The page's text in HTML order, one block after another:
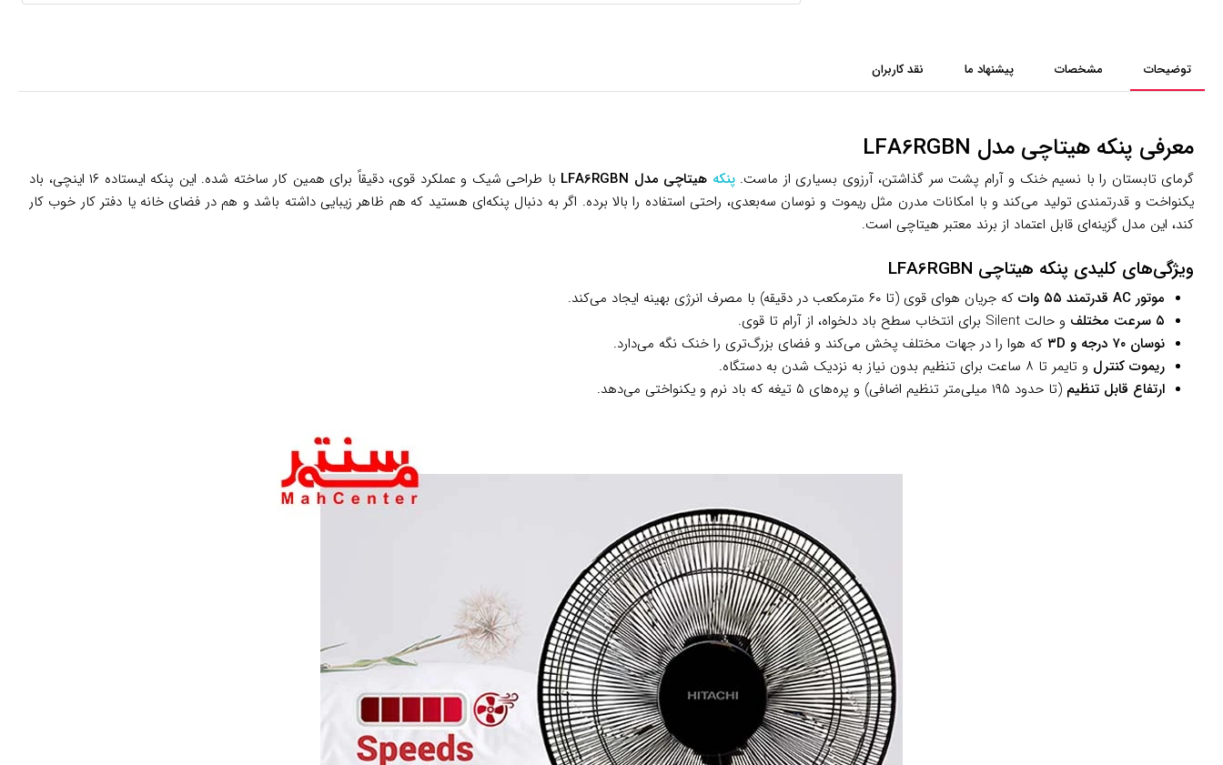
توضیحات مشخصات پیشنهاد ما نقد کاربران
معرفی پنکه هیتاچی مدل LFA6RGBN
گرمای تابستان را با نسیم خنک و آرام پشت سر گذاشتن، آرزوی بسیاری از ماست.پنکه هیتاچی مدل LFA6RGBN
با طراحی شیک و عملکرد قوی، دقیقاً برای همین کار ساخته شده. این پنکه ایستاده ۱۶ اینچی، باد
یکنواخت و قدرتمندی تولید می‌کند و با امکانات مدرن مثل ریموت و نوسان سه‌بعدی، راحتی استفاده را بالا برده. اگر به دنبال پنکه‌ای هستید که هم ظاهر زیبایی داشته باشد و هم در فضای خانه یا دفتر کار خوب کار
کند، این مدل گزینه‌ای قابل اعتماد از برند معتبر هیتاچی است.
ویژگی‌های کلیدی پنکه هیتاچی LFA6RGBN
موتور AC قدرتمند ۵۵ وات
که جریان هوای قوی (تا ۶۰ مترمکعب در دقیقه) با مصرف انرژی بهینه ایجاد می‌کند.
۵ سرعت مختلف
و حالت Silent برای انتخاب سطح باد دلخواه، از آرام تا قوی.
نوسان ۷۰ درجه و ۳D
که هوا را در جهات مختلف پخش می‌کند و فضای بزرگ‌تری را خنک نگه می‌دارد.
ریموت کنترل و تایمر تا ۸ ساعت برای تنظیم بدون نیاز به نزدیک شدن به دستگاه.
ارتفاع قابل تنظیم (تا حدود ۱۹۵ میلی‌متر تنظیم اضافی) و پره‌های ۵ تیغه که باد نرم و یکنواختی می‌دهد.